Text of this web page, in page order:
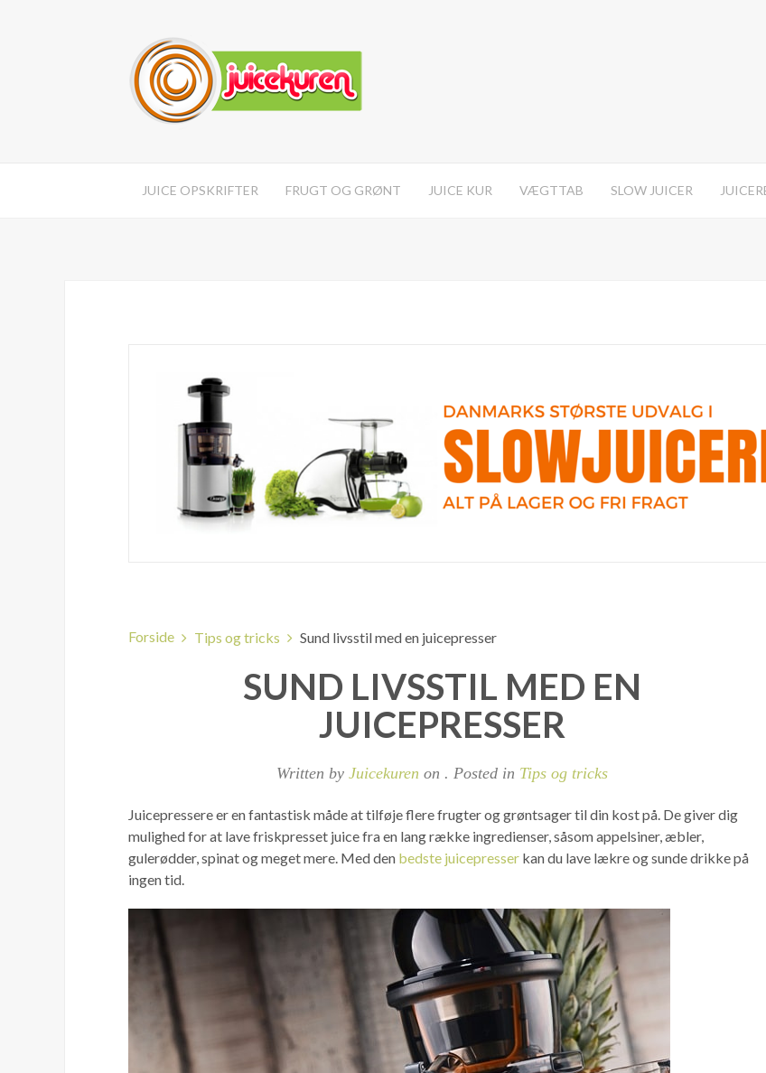
JUICE OPSKRIFTER FRUGT OG GRØNT JUICE KUR VÆGTTAB SLOW JUICER
Forside Tips og tricks Sund livsstil med en juicepresser
SUND LIVSSTIL MED EN
JUICEPRESSER
Written by Juicekuren on . Posted in Tips og tricks
Juicepressere er en fantastisk måde at tilføje flere frugter og grøntsager til din kost på. De giver dig
mulighed for at lave friskpresset juice fra en lang række ingredienser, såsom appelsiner, æbler,
gulerødder, spinat og meget mere. Med den bedste juicepresser kan du lave lækre og sunde drikke på
ingen tid.